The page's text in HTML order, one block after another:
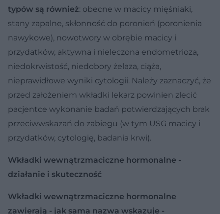
typów są również: obecne w macicy mięśniaki,
stany zapalne, skłonność do poronień (poronienia
nawykowe), nowotwory w obrębie macicy i
przydatków, aktywna i nieleczona endometrioza,
niedokrwistość, niedobory żelaza, ciąża,
nieprawidłowe wyniki cytologii. Należy zaznaczyć, że
przed założeniem wkładki lekarz powinien zlecić
pacjentce wykonanie badań potwierdzających brak
przeciwwskazań do zabiegu (w tym USG macicy i
przydatków, cytologię, badania krwi).
Wkładki wewnątrzmaciczne hormonalne -
działanie i skuteczność
Wkładki wewnątrzmaciczne hormonalne
zawierają - jak sama nazwa wskazuje -